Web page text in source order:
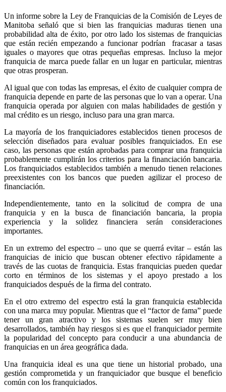
Un informe sobre la Ley de Franquicias de la Comisión de Leyes de
Manitoba señaló que si bien las franquicias maduras tienen una
probabilidad alta de éxito, por otro lado los sistemas de franquicias
que están recién empezando a funcionar podrían fracasar a tasas
iguales o mayores que otras pequeñas empresas. Incluso la mejor
franquicia de marca puede fallar en un lugar en particular, mientras
que otras prosperan.
Al igual que con todas las empresas, el éxito de cualquier compra de
franquicia depende en parte de las personas que lo van a operar. Una
franquicia operada por alguien con malas habilidades de gestión y
mal crédito es un riesgo, incluso para una gran marca.
La mayoría de los franquiciadores establecidos tienen procesos de
selección diseñados para evaluar posibles franquiciados. En ese
caso, las personas que están aprobadas para comprar una franquicia
probablemente cumplirán los criterios para la financiación bancaria.
Los franquiciados establecidos también a menudo tienen relaciones
preexistentes con los bancos que pueden agilizar el proceso de
financiación.
Independientemente, tanto en la solicitud de compra de una
franquicia y en la busca de financiación bancaria, la propia
experiencia y la solidez financiera serán consideraciones
importantes.
En un extremo del espectro – uno que se querrá evitar – están las
franquicias de inicio que buscan obtener efectivo rápidamente a
través de las cuotas de franquicia. Estas franquicias pueden quedar
corto en términos de los sistemas y el apoyo prestado a los
franquiciados después de la firma del contrato.
En el otro extremo del espectro está la gran franquicia establecida
con una marca muy popular. Mientras que el “factor de fama” puede
tener un gran atractivo y los sistemas suelen ser muy bien
desarrollados, también hay riesgos si es que el franquiciador permite
la popularidad del concepto para conducir a una abundancia de
franquicias en un área geográfica dada.
Una franquicia ideal es una que tiene un historial probado, una
gestión comprometida y un franquiciador que busque el beneficio
común con los franquiciados.